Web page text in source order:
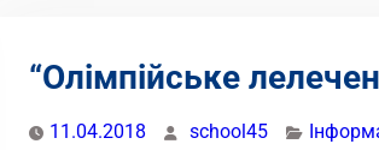
“Олімпійське
11.04.2018 school45